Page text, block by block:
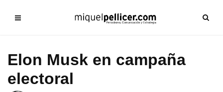
Elon Musk en campaña
electoral